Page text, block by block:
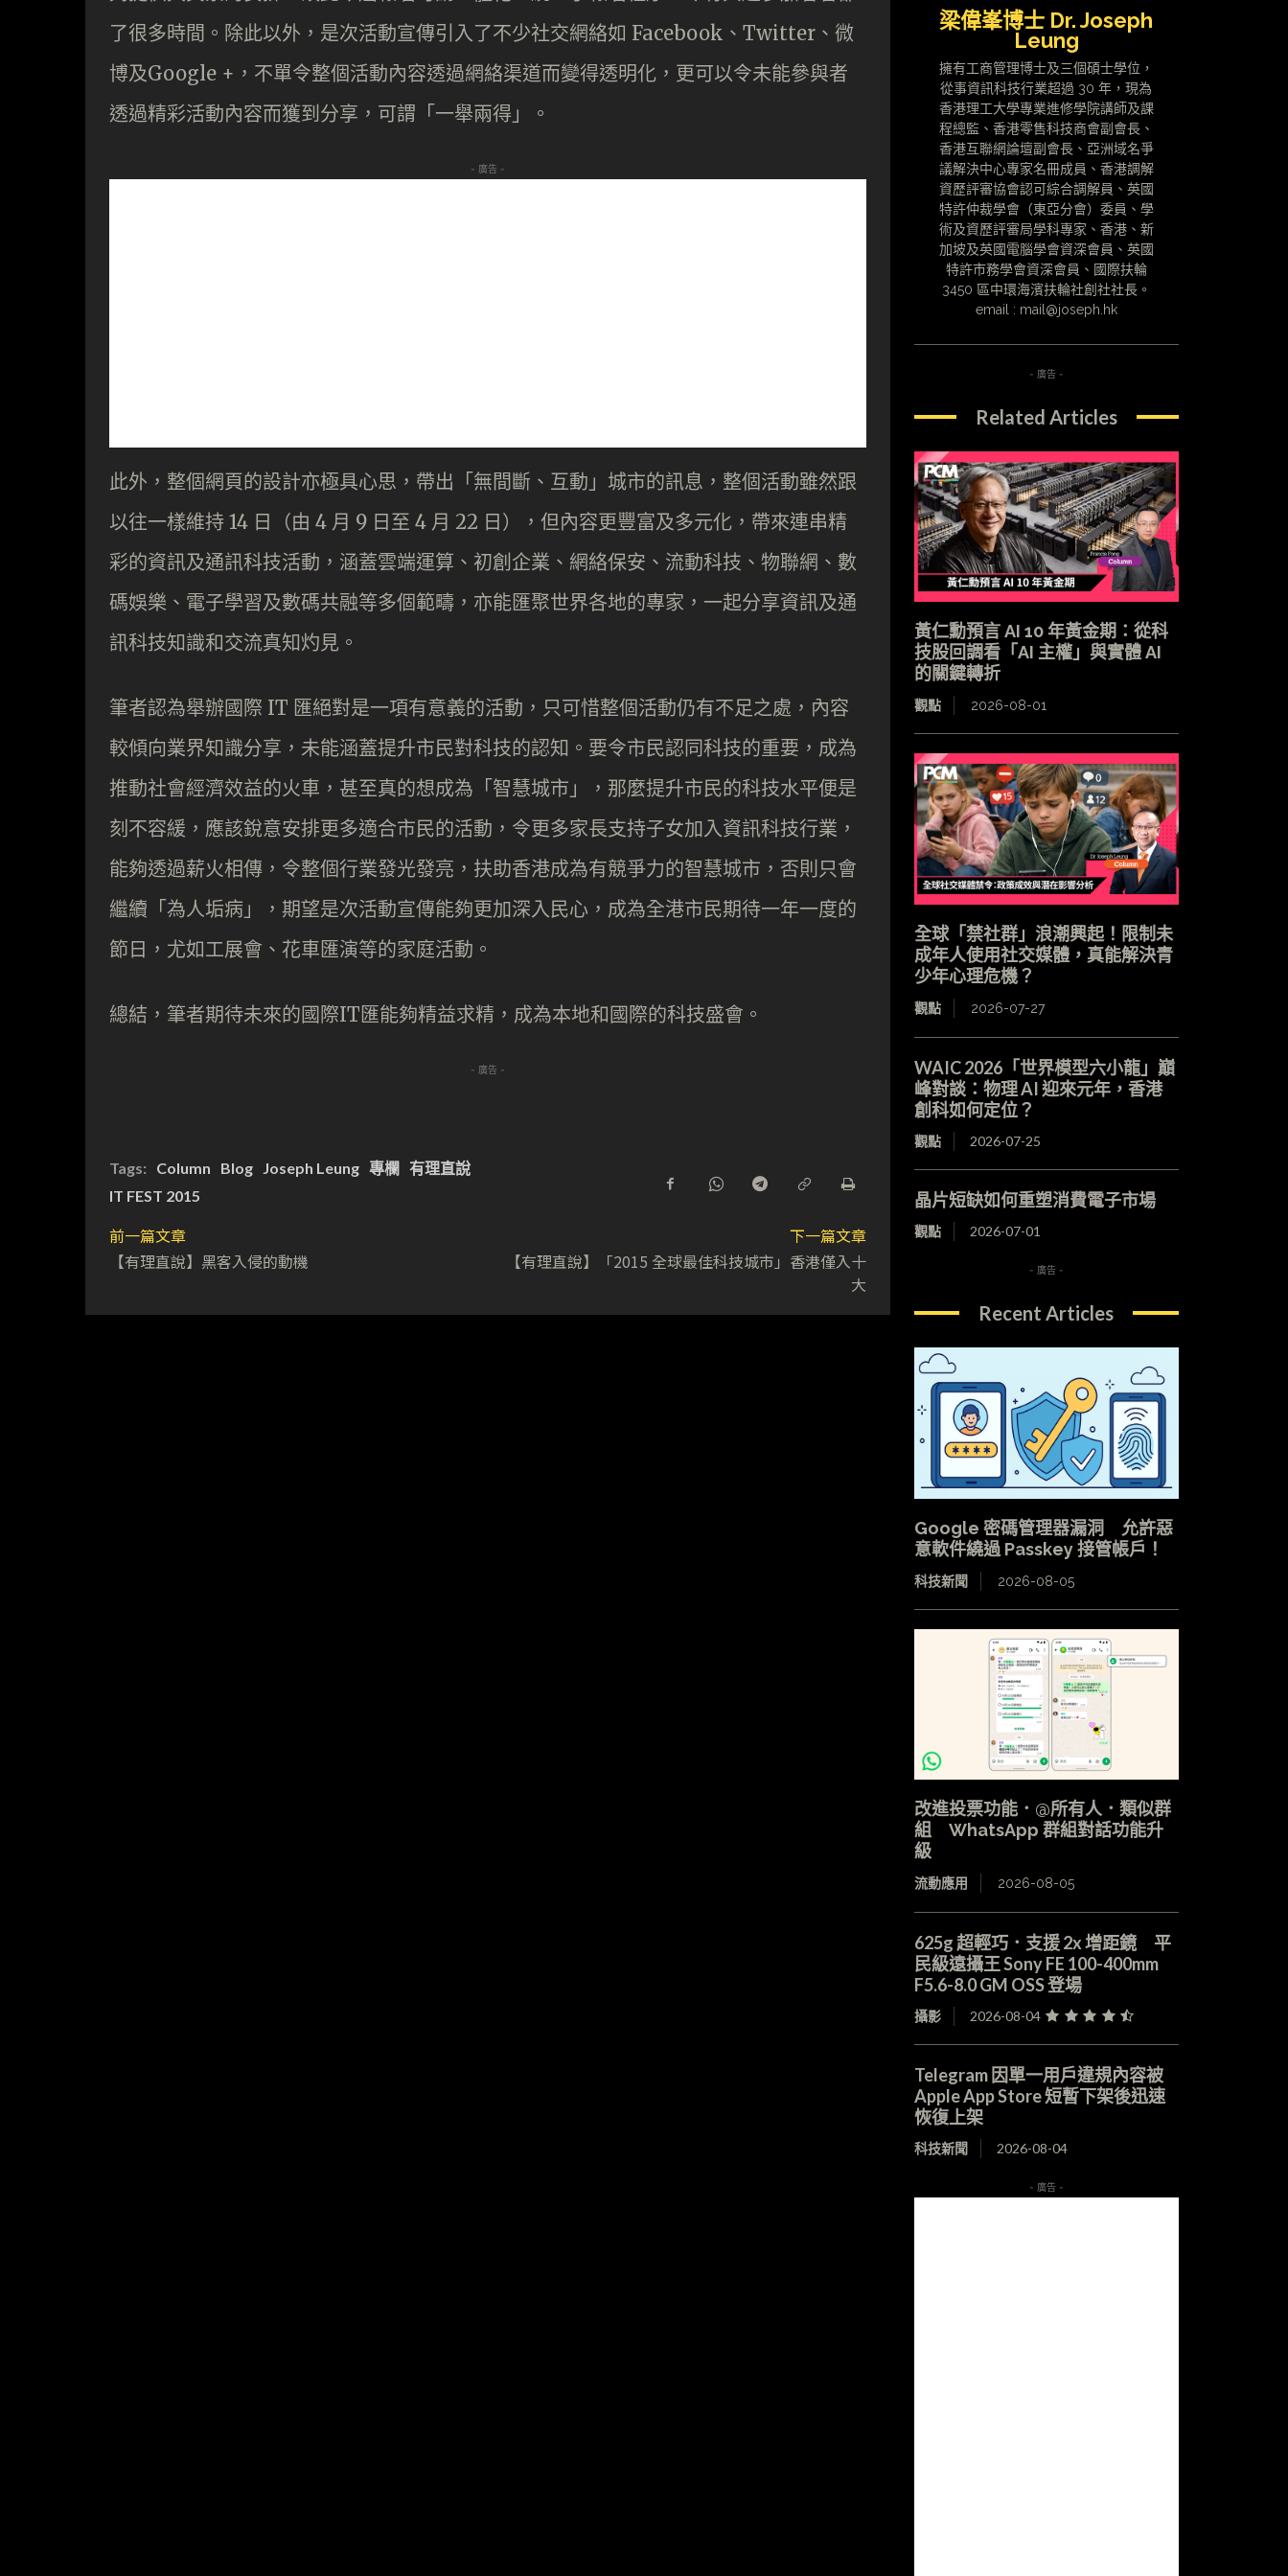
了很多時間。除此以外，是次活動宣傳引入了不少社交網絡如 Facebook、Twitter、微
博及Google +，不單令整個活動內容透過網絡渠道而變得透明化，更可以令未能參與者
透過精彩活動內容而獲到分享，可謂「一舉兩得」。
- 廣告 -
此外，整個網頁的設計亦極具心思，帶出「無間斷、互動」城市的訊息，整個活動雖然跟
以往一樣維持 14 日（由 4 月 9 日至 4 月 22 日），但內容更豐富及多元化，帶來連串精
彩的資訊及通訊科技活動，涵蓋雲端運算、初創企業、網絡保安、流動科技、物聯網、數
碼娛樂、電子學習及數碼共融等多個範疇，亦能匯聚世界各地的專家，一起分享資訊及通
訊科技知識和交流真知灼見。
筆者認為舉辦國際 IT 匯絕對是一項有意義的活動，只可惜整個活動仍有不足之處，內容
較傾向業界知識分享，未能涵蓋提升市民對科技的認知。要令市民認同科技的重要，成為
推動社會經濟效益的火車，甚至真的想成為「智慧城市」，那麼提升市民的科技水平便是
刻不容緩，應該銳意安排更多適合市民的活動，令更多家長支持子女加入資訊科技行業，
能夠透過薪火相傳，令整個行業發光發亮，扶助香港成為有競爭力的智慧城市，否則只會
繼續「為人垢病」，期望是次活動宣傳能夠更加深入民心，成為全港市民期待一年一度的
節日，尤如工展會、花車匯演等的家庭活動。
總結，筆者期待未來的國際IT匯能夠精益求精，成為本地和國際的科技盛會。
- 廣告 -
Tags: Column Blog Joseph Leung 專欄 有理直說
IT FEST 2015
前一篇文章
【有理直說】黑客入侵的動機
下一篇文章
【有理直說】「2015 全球最佳科技城市」香港僅入十
大
梁偉峯博士 Dr. Joseph
Leung
擁有工商管理博士及三個碩士學位，
從事資訊科技行業超過 30 年，現為
香港理工大學專業進修學院講師及課
程總監、香港零售科技商會副會長、
香港互聯網論壇副會長、亞洲域名爭
議解決中心專家名冊成員、香港調解
資歷評審協會認可綜合調解員、英國
特許仲裁學會（東亞分會）委員、學
術及資歷評審局學科專家、香港、新
加坡及英國電腦學會資深會員、英國
特許市務學會資深會員、國際扶輪
3450 區中環海濱扶輪社創社社長。
email : mail@joseph.hk
- 廣告 -
Related Articles
黃仁勳預言 AI 10 年黃金期：從科
技股回調看「AI 主權」與實體 AI
的關鍵轉折
觀點 2026-08-01
全球「禁社群」浪潮興起！限制未
成年人使用社交媒體，真能解決青
少年心理危機？
觀點 2026-07-27
WAIC 2026「世界模型六小龍」巔
峰對談：物理 AI 迎來元年，香港
創科如何定位？
觀點 2026-07-25
晶片短缺如何重塑消費電子市場
觀點 2026-07-01
- 廣告 -
Recent Articles
Google 密碼管理器漏洞 允許惡
意軟件繞過 Passkey 接管帳戶！
科技新聞 2026-08-05
改進投票功能．@所有人．類似群
組 WhatsApp 群組對話功能升
級
流動應用 2026-08-05
625g 超輕巧．支援 2x 增距鏡 平
民級遠攝王 Sony FE 100-400mm
F5.6-8.0 GM OSS 登場
攝影 2026-08-04
Telegram 因單一用戶違規內容被
Apple App Store 短暫下架後迅速
恢復上架
科技新聞 2026-08-04
- 廣告 -